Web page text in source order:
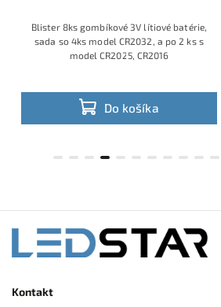
Do košíka
Blister 8ks gombíkové 3V lítiové batérie,
sada so 4ks model CR2032, a po 2 ks s
model CR2025, CR2016
Kontakt